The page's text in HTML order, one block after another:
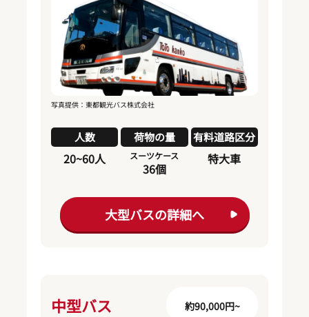
写真提供：東都観光バス株式会社
人数
20~60人
荷物の量
スーツケース
36個
有料道路区分
特大車
大型バスの詳細へ
中型バス 約90,000円~